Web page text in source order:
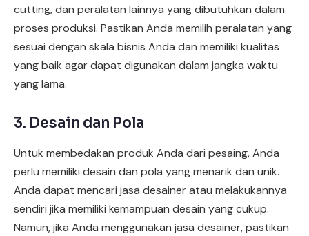
cutting, dan peralatan lainnya yang dibutuhkan dalam
proses produksi. Pastikan Anda memilih peralatan yang
sesuai dengan skala bisnis Anda dan memiliki kualitas
yang baik agar dapat digunakan dalam jangka waktu
yang lama.
3. Desain dan Pola
Untuk membedakan produk Anda dari pesaing, Anda
perlu memiliki desain dan pola yang menarik dan unik.
Anda dapat mencari jasa desainer atau melakukannya
sendiri jika memiliki kemampuan desain yang cukup.
Namun, jika Anda menggunakan jasa desainer, pastikan